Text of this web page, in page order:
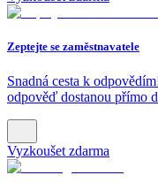
Zeptejte se zaměstnavatele
Snadná cesta k
odpověď dostanou přímo
Vyzkoušet zdarma